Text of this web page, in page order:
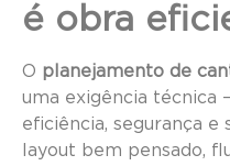
é obra
O planejamento de
uma exigência técnica
eficiência, segurança e
layout bem pensado,